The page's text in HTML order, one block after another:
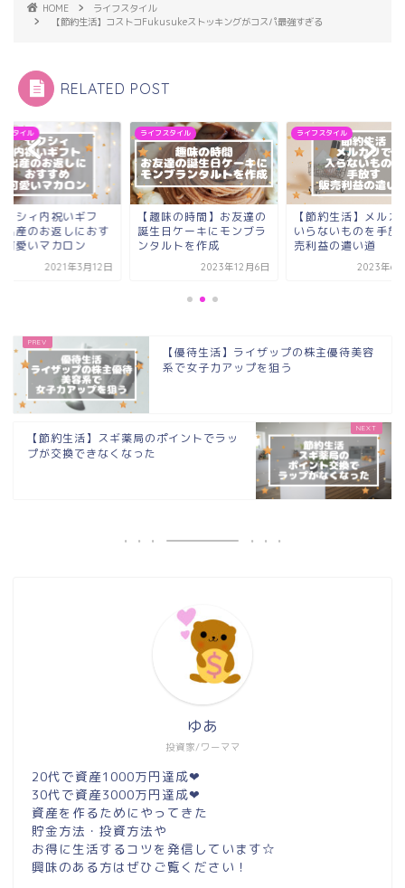
HOME
ライフスタイル
【節約生活】コストコFukusukeストッキングがコスパ最強すぎる
RELATED POST
スタイル
クシィ内祝いギフ
出産のお返しにおす
可愛いマカロン
2021年3月12日
ライフスタイル
【趣味の時間】お友達の
誕生日ケーキにモンブラ
ンタルトを作成
2023年12月6日
ライフスタイル
【節約生活】メルカ
いらないものを手放
売利益の遣い道
2023年6
【優待生活】ライザップの株主優待美容
系で女子力アップを狙う
【節約生活】スギ薬局のポイントでラッ
プが交換できなくなった
投資家/ワーママ
ゆあ
20代で資産1000万円達成❤︎
30代で資産3000万円達成❤︎
資産を作るためにやってきた
貯金方法・投資方法や
お得に生活するコツを発信しています☆
興味のある方はぜひご覧ください！